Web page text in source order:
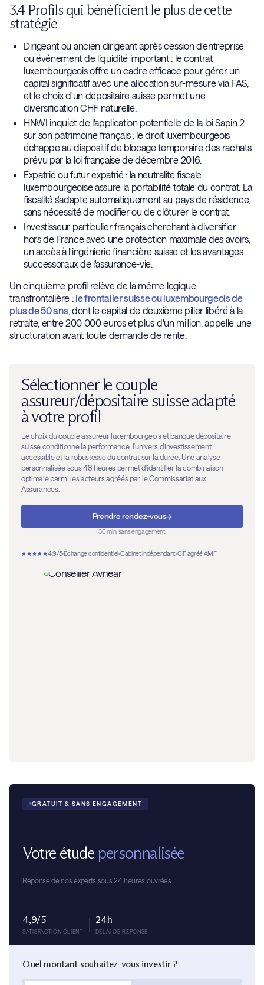
3.4 Profils qui bénéficient le plus de cette
stratégie
Dirigeant ou ancien dirigeant après cession d'entreprise
ou événement de liquidité important : le contrat
luxembourgeois offre un cadre efficace pour gérer un
capital significatif avec une allocation sur-mesure via FAS,
et le choix d'un dépositaire suisse permet une
diversification CHF naturelle.
HNWI inquiet de l'application potentielle de la loi Sapin 2
sur son patrimoine français : le droit luxembourgeois
échappe au dispositif de blocage temporaire des rachats
prévu par la loi française de décembre 2016.
Expatrié ou futur expatrié : la neutralité fiscale
luxembourgeoise assure la portabilité totale du contrat. La
fiscalité s'adapte automatiquement au pays de résidence,
sans nécessité de modifier ou de clôturer le contrat.
Investisseur particulier français cherchant à diversifier
hors de France avec une protection maximale des avoirs,
un accès à l'ingénierie financière suisse et les avantages
successoraux de l'assurance-vie.
Un cinquième profil relève de la même logique
transfrontalière : le frontalier suisse ou luxembourgeois de
plus de 50 ans, dont le capital de deuxième pilier libéré à la
retraite, entre 200 000 euros et plus d'un million, appelle une
structuration avant toute demande de rente.
Sélectionner le couple
assureur/dépositaire suisse adapté
à votre profil
Le choix du couple assureur luxembourgeois et banque dépositaire
suisse conditionne la performance, l'univers d'investissement
accessible et la robustesse du contrat sur la durée. Une analyse
personnalisée sous 48 heures permet d'identifier la combinaison
optimale parmi les acteurs agréés par le Commissariat aux
Assurances.
Prendre rendez-vous→
30 min, sans engagement
4,9/5 Échange confidentiel Cabinet indépendant CIF agréé AMF
GRATUIT & SANS ENGAGEMENT
Votre étude personnalisée
Réponse de nos experts sous 24 heures ouvrées.
4,9/5
SATISFACTION CLIENT
24h
DÉLAI DE RÉPONSE
Quel montant souhaitez-vous investir ?